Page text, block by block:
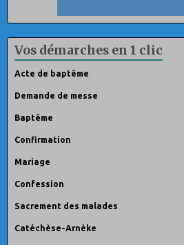
Vos démarches en 1 clic
Acte de baptême
Demande de messe
Baptême
Confirmation
Mariage
Confession
Sacrement des malades
Catéchèse-Arnèke